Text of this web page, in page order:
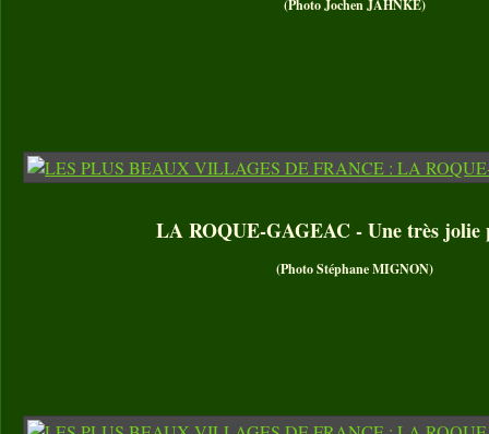
(Photo Jochen JAHNKE)
LA ROQUE-GAGEAC - Une très jolie
(Photo Stéphane MIGNON)